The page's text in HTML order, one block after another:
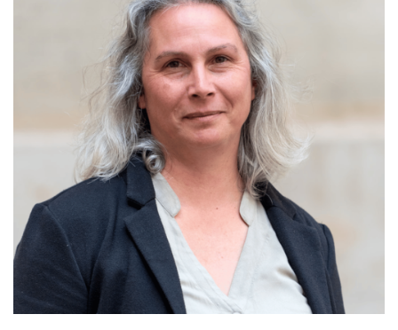
EDUCATION, FORMATION, INSERTION
PROFESSIONNELLE